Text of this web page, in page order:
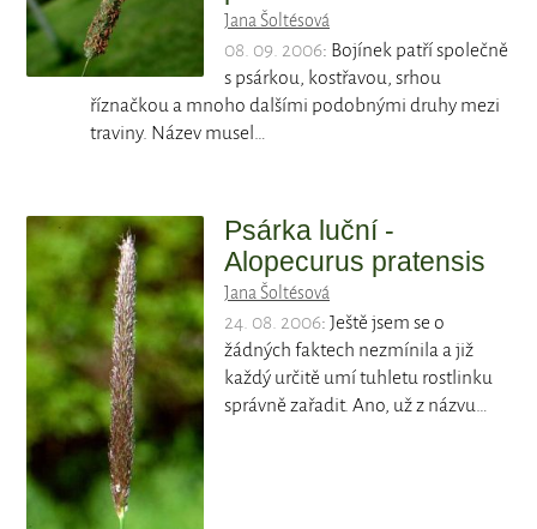
Jana Šoltésová
08. 09. 2006: Bojínek patří společně
s psárkou, kostřavou, srhou
říznačkou a mnoho dalšími podobnými druhy mezi
traviny. Název musel…
Psárka luční -
Alopecurus pratensis
Jana Šoltésová
24. 08. 2006: Ještě jsem se o
žádných faktech nezmínila a již
každý určitě umí tuhletu rostlinku
správně zařadit. Ano, už z názvu…